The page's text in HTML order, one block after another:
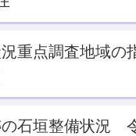
況重点調査地域の
石垣整備状況